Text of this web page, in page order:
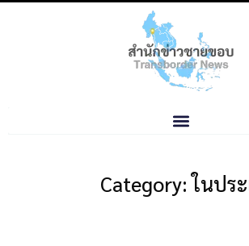
Category: ในปร